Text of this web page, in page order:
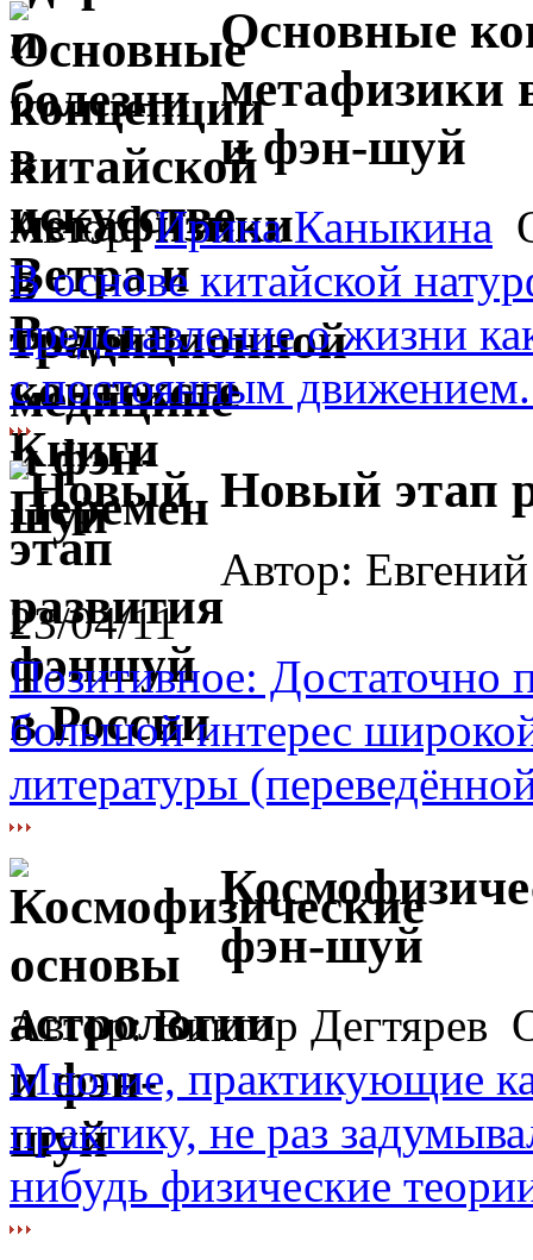
Основные
метафизики
и фэн-шуй
Автор:Ирина Каныкина
В основе китайской
представление о жизни
с постоянным
Новый этап
Автор:
23/04/11
Позитивное: Достаточно
большой интерес
литературы
фэн-шуй
Автор: Виктор Дегтярев
Многие, практикующие
практику, не раз
нибудь физические